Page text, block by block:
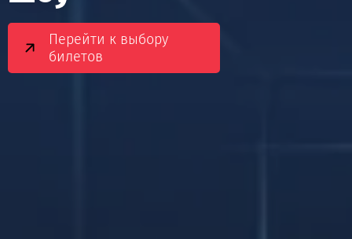
Перейти к выбору
билетов